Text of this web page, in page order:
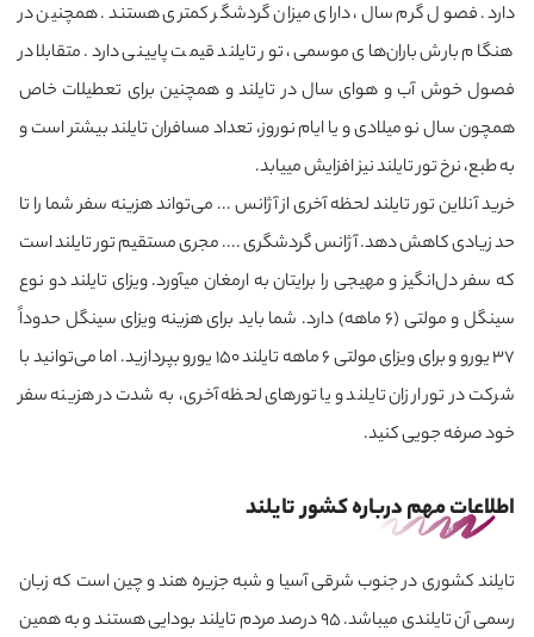
دارد. فصول گرم سال، دارای میزان گردشگر کمتری هستند. همچنین در
هنگام بارش باران‌های موسمی، تور تایلند قیمت پایینی دارد. متقابلا در
فصول خوش آب و هوای سال در تایلند و همچنین برای تعطیلات خاص
همچون سال نو میلادی و یا ایام نوروز، تعداد مسافران تایلند بیشتر است و
به طبع، نرخ تور تایلند نیز افزایش می‎یابد.
خرید آنلاین تور تایلند لحظه آخری از آژانس ... می‌تواند هزینه سفر شما را تا
حد زیادی کاهش دهد. آژانس گردشگری .... مجری مستقیم تور تایلند است
که سفر دل‌انگیز و مهیجی را برایتان به ارمغان می‎آورد. ویزای تایلند دو نوع
سینگل و مولتی (6 ماهه) دارد. شما باید برای هزینه ویزای سینگل حدوداً
۳۷ یورو و برای ویزای مولتی ۶ ماهه تایلند ۱۵۰ یورو بپردازید. اما می‌توانید با
شرکت در تور ارزان تایلند و یا تورهای لحظه‌ آخری، به شدت در هزینه‌ سفر
خود صرفه جویی کنید.
اطلاعات مهم درباره کشور تایلند
تایلند کشوری در جنوب شرقی آسیا و شبه‌ جزیره هند و چین است که زبان
رسمی آن تایلندی می‎باشد. 95 درصد مردم تایلند بودایی هستند و به همین